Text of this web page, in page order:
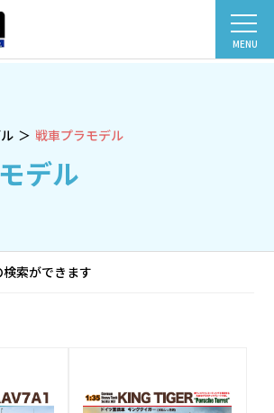
MENU
戦車プラモデル
デル
索ができます